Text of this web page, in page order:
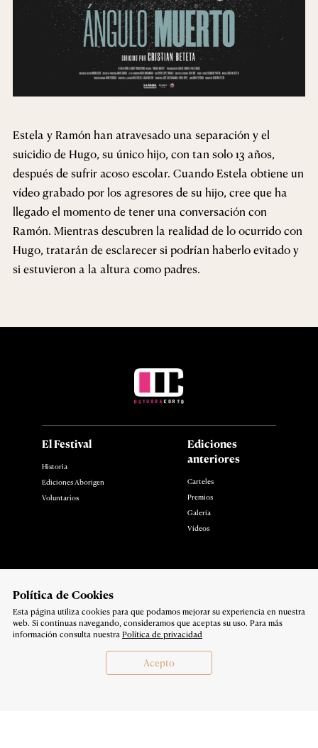
Polí­tica de Cookies
Esta página utiliza cookies para que podamos mejorar su experiencia en nuestra
web. Si continuas navegando, consideramos que aceptas su uso. Para más
información consulta nuestra Política de privacidad
Acepto
Estela y Ramón han atravesado una separación y el
suicidio de Hugo, su único hijo, con tan solo 13 años,
después de sufrir acoso escolar. Cuando Estela obtiene un
vídeo grabado por los agresores de su hijo, cree que ha
llegado el momento de tener una conversación con
Ramón. Mientras descubren la realidad de lo ocurrido con
Hugo, tratarán de esclarecer si podrían haberlo evitado y
si estuvieron a la altura como padres.
El Festival
Historia
Ediciones Aborigen
Voluntarios
Ediciones
anteriores
Carteles
Premios
Galería
Vídeos
Política de privacidad
Copyright 2026
Síguenos en: